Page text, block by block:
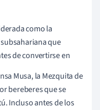
como la
que
de convertirse en
Musa, la Mezquita de
bereberes que se
Incluso antes de los